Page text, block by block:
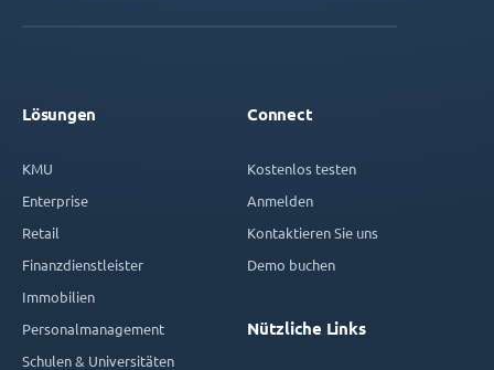
Lösungen
KMU
Enterprise
Retail
Finanzdienstleister
Immobilien
Personalmanagement
Schulen & Universitäten
Connect
Kostenlos testen
Anmelden
Kontaktieren Sie uns
Demo buchen
Nützliche Links